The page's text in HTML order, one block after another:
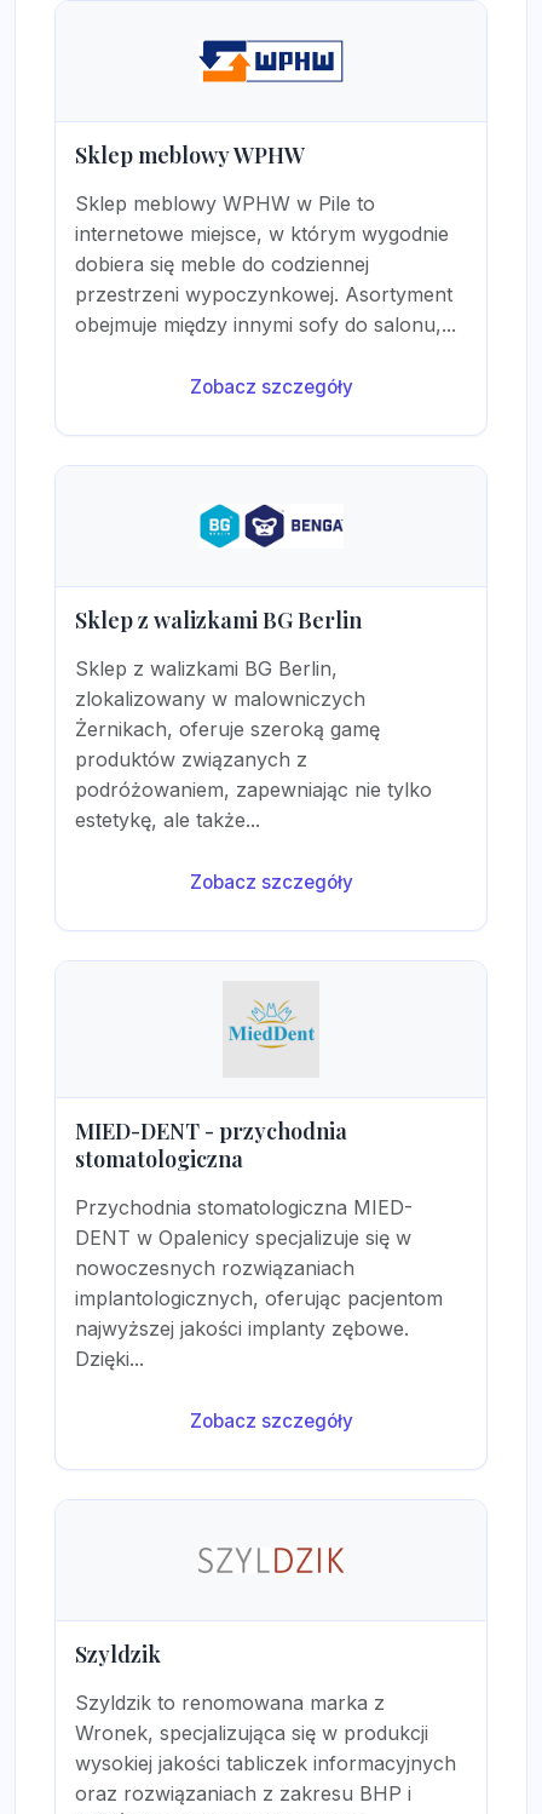
Sklep meblowy WPHW
Sklep meblowy WPHW w Pile to
internetowe miejsce, w którym wygodnie
dobiera się meble do codziennej
przestrzeni wypoczynkowej. Asortyment
obejmuje między innymi sofy do salonu,...
Zobacz szczegóły
Sklep z walizkami BG Berlin
Sklep z walizkami BG Berlin,
zlokalizowany w malowniczych
Żernikach, oferuje szeroką gamę
produktów związanych z
podróżowaniem, zapewniając nie tylko
estetykę, ale także...
Zobacz szczegóły
MIED-DENT - przychodnia
stomatologiczna
Przychodnia stomatologiczna MIED-
DENT w Opalenicy specjalizuje się w
nowoczesnych rozwiązaniach
implantologicznych, oferując pacjentom
najwyższej jakości implanty zębowe.
Dzięki...
Zobacz szczegóły
Szyldzik
Szyldzik to renomowana marka z
Wronek, specjalizująca się w produkcji
wysokiej jakości tabliczek informacyjnych
oraz rozwiązaniach z zakresu BHP i